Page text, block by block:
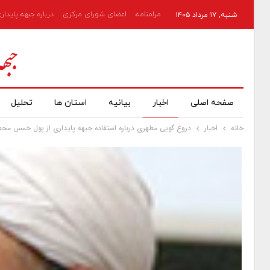
شنبه, ۱۷ مرداد ۱۴۰۵ مرامنامه اعضای شورای مرکزی درباره جبهه
صفحه اصلی اخبار بیانیه استان ها تحلیل
خانه اخبار دروغ گویی مطهری درباره استفاده جبهه پایداری از پول خمس